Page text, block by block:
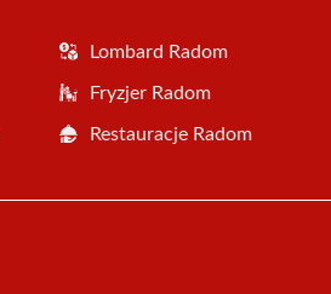
Lombard Radom
Fryzjer Radom
Restauracje Radom